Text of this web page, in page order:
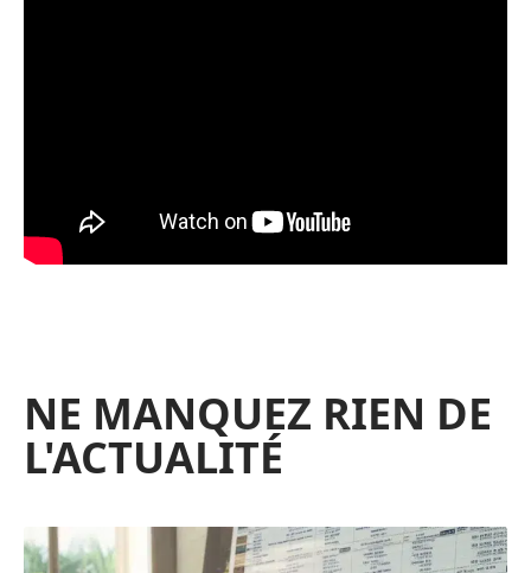
NE MANQUEZ RIEN DE
L'ACTUALITÉ